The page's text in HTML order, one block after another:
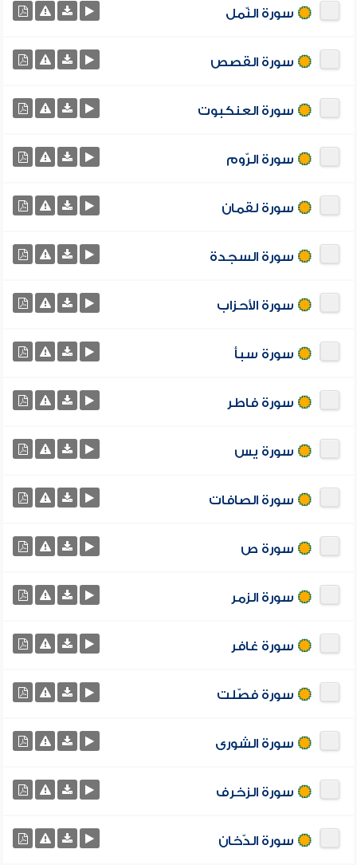
سورة النّمل
سورة القصص
سورة العنكبوت
سورة الرّوم
سورة لقمان
سورة السجدة
سورة الأحزاب
سورة سبأ
سورة فاطر
سورة يس
سورة الصافات
سورة ص
سورة الزمر
سورة غافر
سورة فصّلت
سورة الشورى
سورة الزخرف
سورة الدّخان